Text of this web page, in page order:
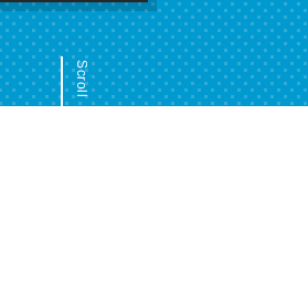
Scroll
だろうなと凄く思う。英語少しでも読め
・ヌートバー